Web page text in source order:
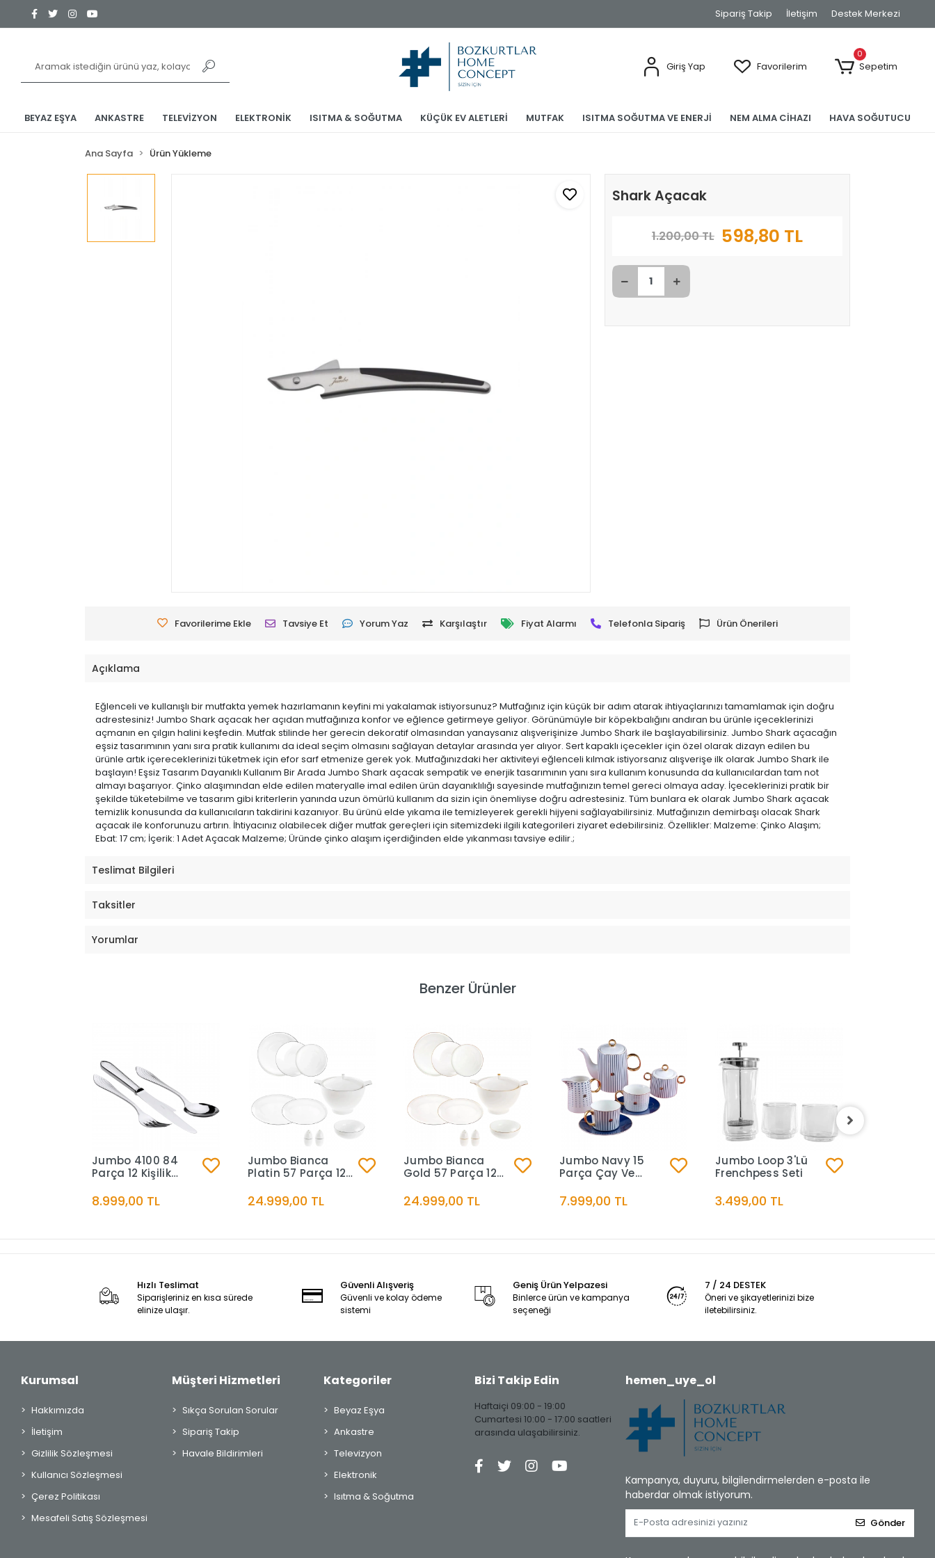
Sipariş Takip İletişim Destek Merkezi
Giriş Yap Favorilerim
0
Sepetim
BEYAZ EŞYA ANKASTRE TELEVİZYON ELEKTRONİK ISITMA & SOĞUTMA KÜÇÜK EV ALETLERİ MUTFAK ISITMA SOĞUTMA VE ENERJİ NEM ALMA CİHAZI HAVA SOĞUTUCU
Ana Sayfa Ürün Yükleme
Shark Açacak
1.200,00 TL 598,80 TL
Favorilerime Ekle Tavsiye Et Yorum Yaz Karşılaştır Fiyat Alarmı Telefonla Sipariş Ürün Önerileri
Açıklama
Eğlenceli ve kullanışlı bir mutfakta yemek hazırlamanın keyfini mi yakalamak istiyorsunuz? Mutfağınız için küçük bir adım atarak ihtiyaçlarınızı tamamlamak için doğru
adrestesiniz! Jumbo Shark açacak her açıdan mutfağınıza konfor ve eğlence getirmeye geliyor. Görünümüyle bir köpekbalığını andıran bu ürünle içeceklerinizi
açmanın en çılgın halini keşfedin. Mutfak stilinde her gerecin dekoratif olmasından yanaysanız alışverişinize Jumbo Shark ile başlayabilirsiniz. Jumbo Shark açacağın
eşsiz tasarımının yanı sıra pratik kullanımı da ideal seçim olmasını sağlayan detaylar arasında yer alıyor. Sert kapaklı içecekler için özel olarak dizayn edilen bu
ürünle artık içereceklerinizi tüketmek için efor sarf etmenize gerek yok. Mutfağınızdaki her aktiviteyi eğlenceli kılmak istiyorsanız alışverişe ilk olarak Jumbo Shark ile
başlayın! Eşsiz Tasarım Dayanıklı Kullanım Bir Arada Jumbo Shark açacak sempatik ve enerjik tasarımının yanı sıra kullanım konusunda da kullanıcılardan tam not
almayı başarıyor. Çinko alaşımından elde edilen materyalle imal edilen ürün dayanıklılığı sayesinde mutfağınızın temel gereci olmaya aday. İçeceklerinizi pratik bir
şekilde tüketebilme ve tasarım gibi kriterlerin yanında uzun ömürlü kullanım da sizin için önemliyse doğru adrestesiniz. Tüm bunlara ek olarak Jumbo Shark açacak
temizlik konusunda da kullanıcıların takdirini kazanıyor. Bu ürünü elde yıkama ile temizleyerek gerekli hijyeni sağlayabilirsiniz. Mutfağınızın demirbaşı olacak Shark
açacak ile konforunuzu artırın. İhtiyacınız olabilecek diğer mutfak gereçleri için sitemizdeki ilgili kategorileri ziyaret edebilirsiniz. Özellikler: Malzeme: Çinko Alaşım;
Ebat: 17 cm; İçerik: 1 Adet Açacak Malzeme; Üründe çinko alaşım içerdiğinden elde yıkanması tavsiye edilir.;
Teslimat Bilgileri
Taksitler
Yorumlar
Benzer Ürünler
Jumbo 4100 84
Parça 12 Kişilik
Takımı
8.999,00 TL
Jumbo Bianca
Platin 57 Parça 12
24.999,00 TL
Jumbo Bianca
Gold 57 Parça 12
24.999,00 TL
Jumbo Navy 15
Parça Çay Ve
7.999,00 TL
Jumbo Loop 3'Lü
Frenchpess Seti
3.499,00 TL
Hızlı Teslimat
Siparişleriniz en kısa sürede
elinize ulaşır.
Güvenli Alışveriş
Güvenli ve kolay ödeme
sistemi
Geniş Ürün Yelpazesi
Binlerce ürün ve kampanya
seçeneği
7 / 24 DESTEK
Öneri ve şikayetlerinizi bize
iletebilirsiniz.
Kurumsal
Hakkımızda
İletişim
Gizlilik Sözleşmesi
Kullanıcı Sözleşmesi
Çerez Politikası
Mesafeli Satış Sözleşmesi
Müşteri Hizmetleri
Sıkça Sorulan Sorular
Sipariş Takip
Havale Bildirimleri
Kategoriler
Beyaz Eşya
Ankastre
Televizyon
Elektronik
Isıtma & Soğutma
Bizi Takip Edin
Haftaiçi 09:00 - 19:00
Cumartesi 10:00 - 17:00 saatleri
arasında ulaşabilirsiniz.
hemen_uye_ol
Kampanya, duyuru, bilgilendirmelerden e-posta ile
haberdar olmak istiyorum.
Gönder